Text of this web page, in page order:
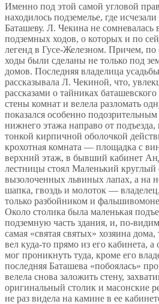
Именно под этой самой угловой
находилось подземелье, где
Баташеву. Л. Чекина не сомневалась
подземных ходов, о которых и по
легенд в Гусе-Железном. Причем,
ходы были сделаны не только под
домов. Последняя владелица
рассказывала Л. Чекиной, что,
рассказами о тайниках
стены комнат и велела разломать
показался особенно
нижнего этажа направо от
тонкой кирпичной оболочкой
крохотная комната — площадка с
верхний этаж, в бывший кабинет
лестницы стоял Маленький круглый
вызолоченных львиных лапах, а на
шапка, гвоздь и молоток —
только разбойником и
Около столика была маленькая
подземную часть здания, и, по-
самая «святая святых» хозяина
вел куда-то прямо из его кабинета,
мог проникнуть туда, кроме его
последняя Баташева «побоялась»
велела снова заложить стену,
оригинальный столик и масонские
не раз видела на камине в ее